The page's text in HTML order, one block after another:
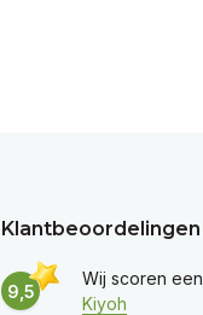
Klantbeoordelingen
9,5
Wij scoren een
Kiyoh